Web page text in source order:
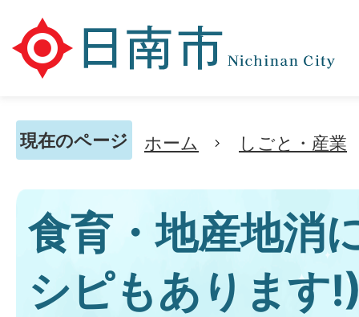
現在のページ ホーム しごと・産業
食育・地産地消
シピもあります